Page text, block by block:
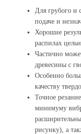
Для грубого и
подаче и
Хорошие
распилах
Частично
древесины с
Особенно
качеству
Точное
минимуму
рисунку), а